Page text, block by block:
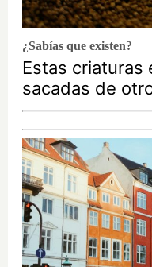
¿Sabías que existen?
Estas criaturas
sacadas de